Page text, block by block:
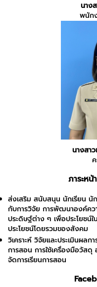
นาง
พนัก
นางสา
ภาระห
ส่งเสริม สนับสนุน นักเรียน นั
กับการวิจัย การพัฒนาองค์คว
ประดิษฐ์ต่าง ๆ เพื่อประโยชน์
ประโยชน์โดยรวมของสังคม
วิเคราะห์ วิจัยและประเมินผล
การสอน การใช้เครื่องมือวัส
จัดการเรียนการสอน